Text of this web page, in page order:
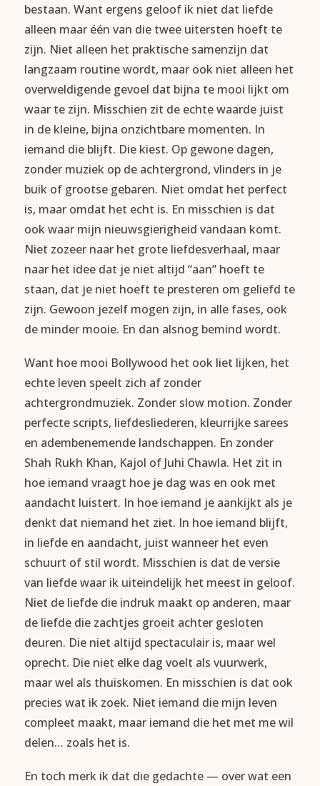
bestaan. Want ergens geloof ik niet dat liefde
alleen maar één van die twee uitersten hoeft te
zijn. Niet alleen het praktische samenzijn dat
langzaam routine wordt, maar ook niet alleen het
overweldigende gevoel dat bijna te mooi lijkt om
waar te zijn. Misschien zit de echte waarde juist
in de kleine, bijna onzichtbare momenten. In
iemand die blijft. Die kiest. Op gewone dagen,
zonder muziek op de achtergrond, vlinders in je
buik of grootse gebaren. Niet omdat het perfect
is, maar omdat het echt is. En misschien is dat
ook waar mijn nieuwsgierigheid vandaan komt.
Niet zozeer naar het grote liefdesverhaal, maar
naar het idee dat je niet altijd “aan” hoeft te
staan, dat je niet hoeft te presteren om geliefd te
zijn. Gewoon jezelf mogen zijn, in alle fases, ook
de minder mooie. En dan alsnog bemind wordt.
Want hoe mooi Bollywood het ook liet lijken, het
echte leven speelt zich af zonder
achtergrondmuziek. Zonder slow motion. Zonder
perfecte scripts, liefdesliederen, kleurrijke sarees
en adembenemende landschappen. En zonder
Shah Rukh Khan, Kajol of Juhi Chawla. Het zit in
hoe iemand vraagt hoe je dag was en ook met
aandacht luistert. In hoe iemand je aankijkt als je
denkt dat niemand het ziet. In hoe iemand blijft,
in liefde en aandacht, juist wanneer het even
schuurt of stil wordt. Misschien is dat de versie
van liefde waar ik uiteindelijk het meest in geloof.
Niet de liefde die indruk maakt op anderen, maar
de liefde die zachtjes groeit achter gesloten
deuren. Die niet altijd spectaculair is, maar wel
oprecht. Die niet elke dag voelt als vuurwerk,
maar wel als thuiskomen. En misschien is dat ook
precies wat ik zoek. Niet iemand die mijn leven
compleet maakt, maar iemand die het met me wil
delen… zoals het is.
En toch merk ik dat die gedachte — over wat een